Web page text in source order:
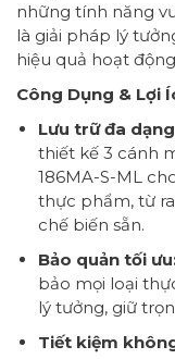
những tính năng
là giải pháp lý
hiệu quả hoạt
Công Dụng & Lợi
Lưu trữ đa
thiết kế 3 cánh
186MA-S-ML
thực phẩm, từ
chế biến sẵn.
Bảo quản tối
bảo mọi loại
lý tưởng, giữ
Tiết kiệm